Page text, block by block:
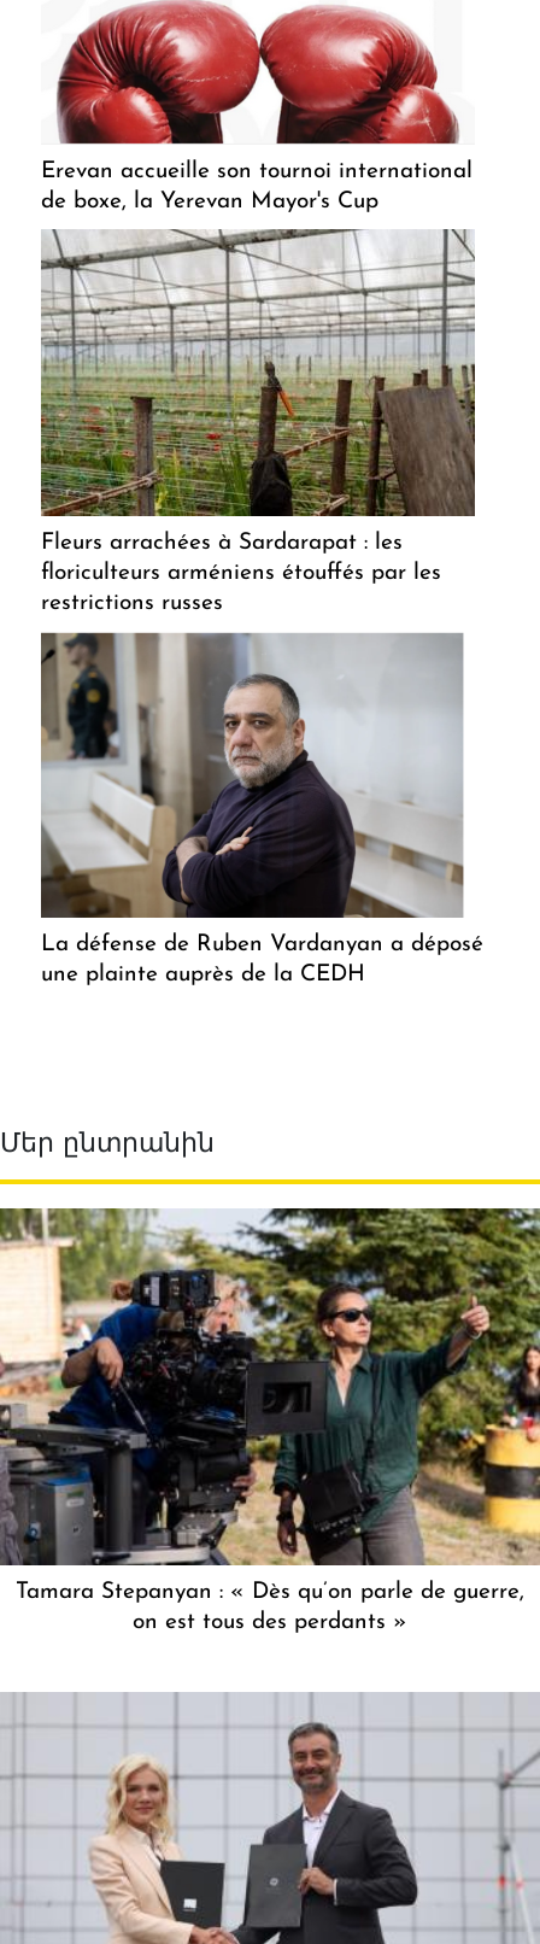
Erevan accueille son tournoi international
de boxe, la Yerevan Mayor's Cup
Fleurs arrachées à Sardarapat : les
floriculteurs arméniens étouffés par les
restrictions russes
La défense de Ruben Vardanyan a déposé
une plainte auprès de la CEDH
Մեր ընտրանին
Tamara Stepanyan : « Dès qu’on parle de guerre,
on est tous des perdants »